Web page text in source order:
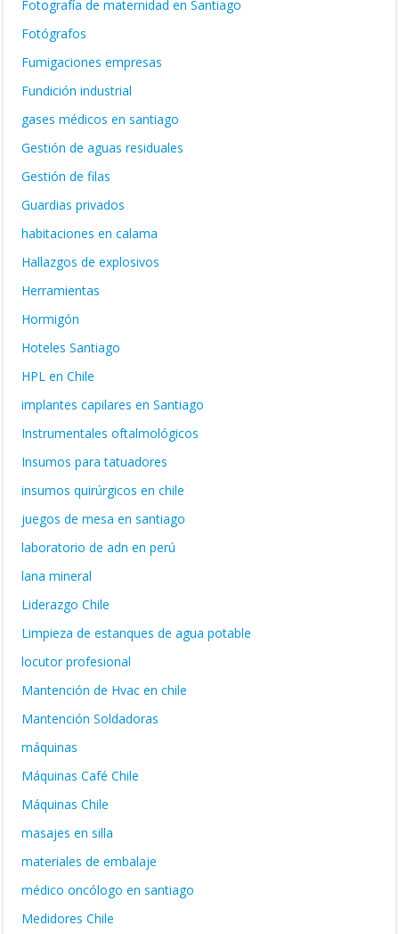
Fotografía de maternidad en Santiago
Fotógrafos
Fumigaciones empresas
Fundición industrial
gases médicos en santiago
Gestión de aguas residuales
Gestión de filas
Guardias privados
habitaciones en calama
Hallazgos de explosivos
Herramientas
Hormigón
Hoteles Santiago
HPL en Chile
implantes capilares en Santiago
Instrumentales oftalmológicos
Insumos para tatuadores
insumos quirúrgicos en chile
juegos de mesa en santiago
laboratorio de adn en perú
lana mineral
Liderazgo Chile
Limpieza de estanques de agua potable
locutor profesional
Mantención de Hvac en chile
Mantención Soldadoras
máquinas
Máquinas Café Chile
Máquinas Chile
masajes en silla
materiales de embalaje
médico oncólogo en santiago
Medidores Chile